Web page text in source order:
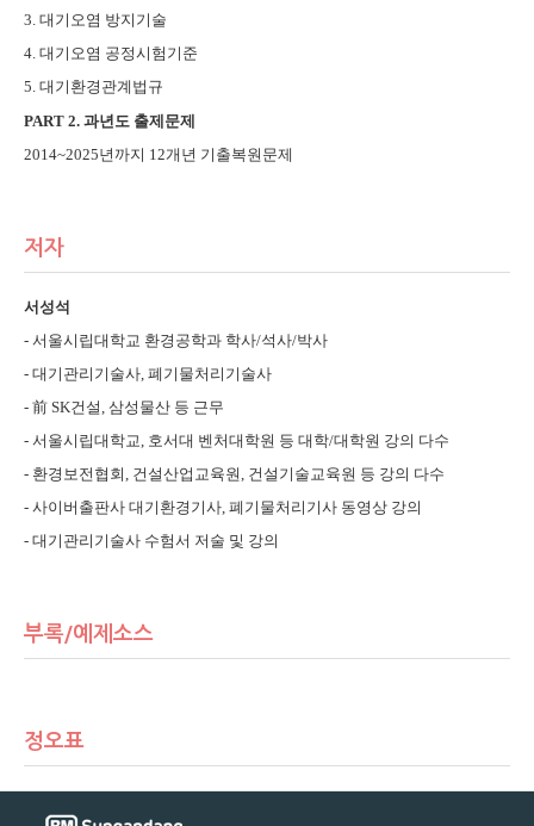
3. 대기오염 방지기술
4. 대기오염 공정시험기준
5. 대기환경관계법규
PART 2. 과년도 출제문제
2014~2025년까지 12개년 기출복원문제
저자
서성석
- 서울시립대학교 환경공학과 학사/석사/박사
- 대기관리기술사, 폐기물처리기술사
- 前 SK건설, 삼성물산 등 근무
- 서울시립대학교, 호서대 벤처대학원 등 대학/대학원 강의 다수
- 환경보전협회, 건설산업교육원, 건설기술교육원 등 강의 다수
- 사이버출판사 대기환경기사, 폐기물처리기사 동영상 강의
- 대기관리기술사 수험서 저술 및 강의
부록/예제소스
정오표